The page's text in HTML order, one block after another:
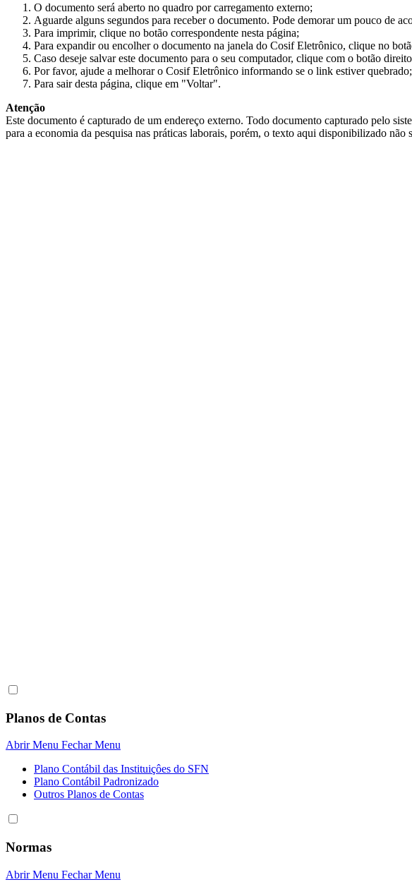
O documento será aberto no quadro por carregamento externo;
Aguarde alguns segundos para receber o documento. Pode demorar um pouco de
Para imprimir, clique no botão correspondente nesta página;
Para expandir ou encolher o documento na janela do Cosif Eletrônico, clique no
Caso deseje salvar este documento para o seu computador, clique com o botão
Por favor, ajude a melhorar o Cosif Eletrônico informando se o link estiver quebrado;
Para sair desta página, clique em "Voltar".
Atenção
Este documento é capturado de um endereço externo. Todo documento capturado pelo
para a economia da pesquisa nas práticas laborais, porém, o texto aqui disponibilizado
Planos de Contas
Abrir Menu Fechar Menu
Plano Contábil das Instituiçôes do SFN
Plano Contábil Padronizado
Outros Planos de Contas
Normas
Abrir Menu Fechar Menu